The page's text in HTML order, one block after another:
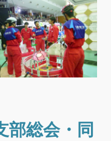
部総会・同